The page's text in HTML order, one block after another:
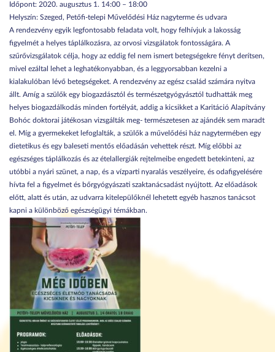
Időpont: 2020. augusztus 1. 14:00 – 18:00
Helyszín: Szeged, Petőfi-telepi Művelődési Ház nagyterme és udvara
A rendezvény egyik legfontosabb feladata volt, hogy felhívjuk a lakosság
figyelmét a helyes táplálkozásra, az orvosi vizsgálatok fontosságára. A
szűrővizsgálatok célja, hogy az eddig fel nem ismert betegségekre fényt derítsen,
mivel ezáltal lehet a leghatékonyabban, és a leggyorsabban kezelni a
kialakulóban lévő betegségeket. A rendezvény az egész család számára nyitva
állt. Amíg a szülők egy biogazdásztól és természetgyógyásztól tudhatták meg
helyes biogazdálkodás minden fortélyát, addig a kicsikket a Karitáció Alapítvány
Bohóc doktorai játékosan vizsgálták meg- természetesen az ajándék sem maradt
el. Míg a gyermekeket lefoglalták, a szülők a művelődési ház nagytermében egy
dietetikus és egy baleseti mentős előadásán vehettek részt. Míg előbbi az
egészséges táplálkozás és az ételallergiák rejtelmeibe engedett betekinteni, az
utóbbi a nyári szünet, a nap, és a vízparti nyaralás veszélyeire, és odafigyelésére
hívta fel a figyelmet és bőrgyógyászati szaktanácsadást nyújtott. Az előadások
előtt, alatt és után, az udvarra kitelepülőknél lehetett egyéb hasznos tanácsot
kapni a különböző egészségügyi témákban.